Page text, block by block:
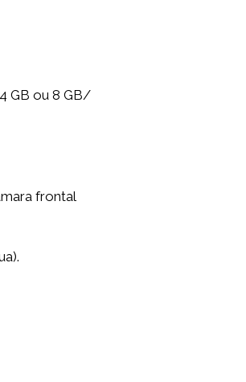
GB ou 8 GB/
frontal